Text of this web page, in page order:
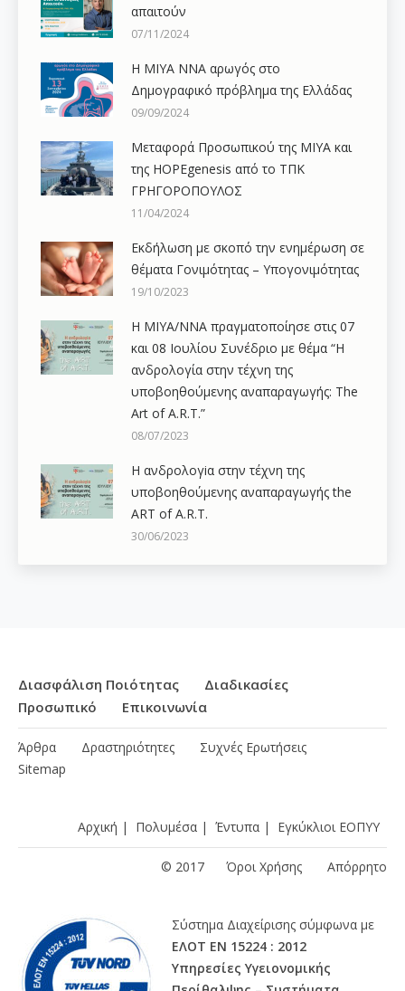
απαιτούν
07/11/2024
H ΜΙΥΑ ΝΝΑ αρωγός στο
Δημογραφικό πρόβλημα της Ελλάδας
09/09/2024
Μεταφορά Προσωπικού της ΜΙΥΑ και
της HOPEgenesis από το ΤΠΚ
ΓΡΗΓΟΡΟΠΟΥΛΟΣ
11/04/2024
Εκδήλωση με σκοπό την ενημέρωση σε
θέματα Γονιμότητας – Υπογονιμότητας
19/10/2023
Η ΜΙΥΑ/ΝΝΑ πραγματοποίησε στις 07
και 08 Ιουλίου Συνέδριο με θέμα “Η
ανδρολογία στην τέχνη της
υποβοηθούμενης αναπαραγωγής: The
Art of A.R.T.”
08/07/2023
Η ανδρολογiα στην τέχνη της
υποβοηθούμενης αναπαραγωγής the
ART of A.R.T.
30/06/2023
Διασφάλιση Ποιότητας
Διαδικασίες
Προσωπικό
Επικοινωνία
Άρθρα Δραστηριότητες
Συχνές Ερωτήσεις
Sitemap
Αρχική | Πολυμέσα | Έντυπα | Εγκύκλιοι ΕΟΠΥΥ
© 2017 Όροι Χρήσης Απόρρητο
Σύστημα Διαχείρισης σύμφωνα με
ΕΛΟΤ ΕΝ 15224 : 2012
Υπηρεσίες Υγειονομικής